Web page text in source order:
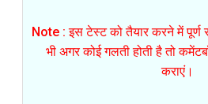
Note : इस टेस्ट को तैयार करने में पूर्ण
भी अगर कोई गलती होती है तो
कराएं।